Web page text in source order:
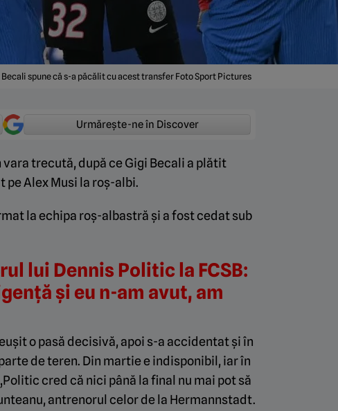
spune că s-a păcălit cu acest transfer Foto Sport Pictures
Urmărește-ne în Discover
vara trecută, după ce Gigi Becali a plătit
pe Alex Musi la roș-albi.
la echipa roș-albastră și a fost cedat sub
lui Dennis Politic la FCSB:
și eu n-am avut, am
o pasă decisivă, apoi s-a accidentat și în
de teren. Din martie e indisponibil, iar în
cred că nici până la final nu mai pot să
antrenorul celor de la Hermannstadt.